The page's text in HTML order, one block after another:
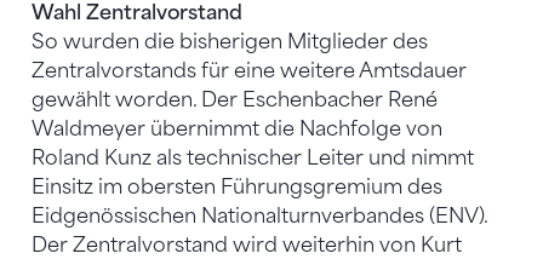
Wahl Zentralvorstand
So wurden die bisherigen Mitglieder des
Zentralvorstands für eine weitere Amtsdauer
gewählt worden. Der Eschenbacher René
Waldmeyer übernimmt die Nachfolge von
Roland Kunz als technischer Leiter und nimmt
Einsitz im obersten Führungsgremium des
Eidgenössischen Nationalturnverbandes (ENV).
Der Zentralvorstand wird weiterhin von Kurt